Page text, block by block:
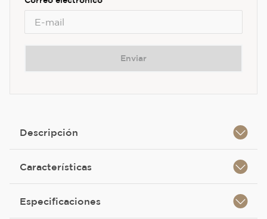
Enviar
Descripción
Características
Especificaciones